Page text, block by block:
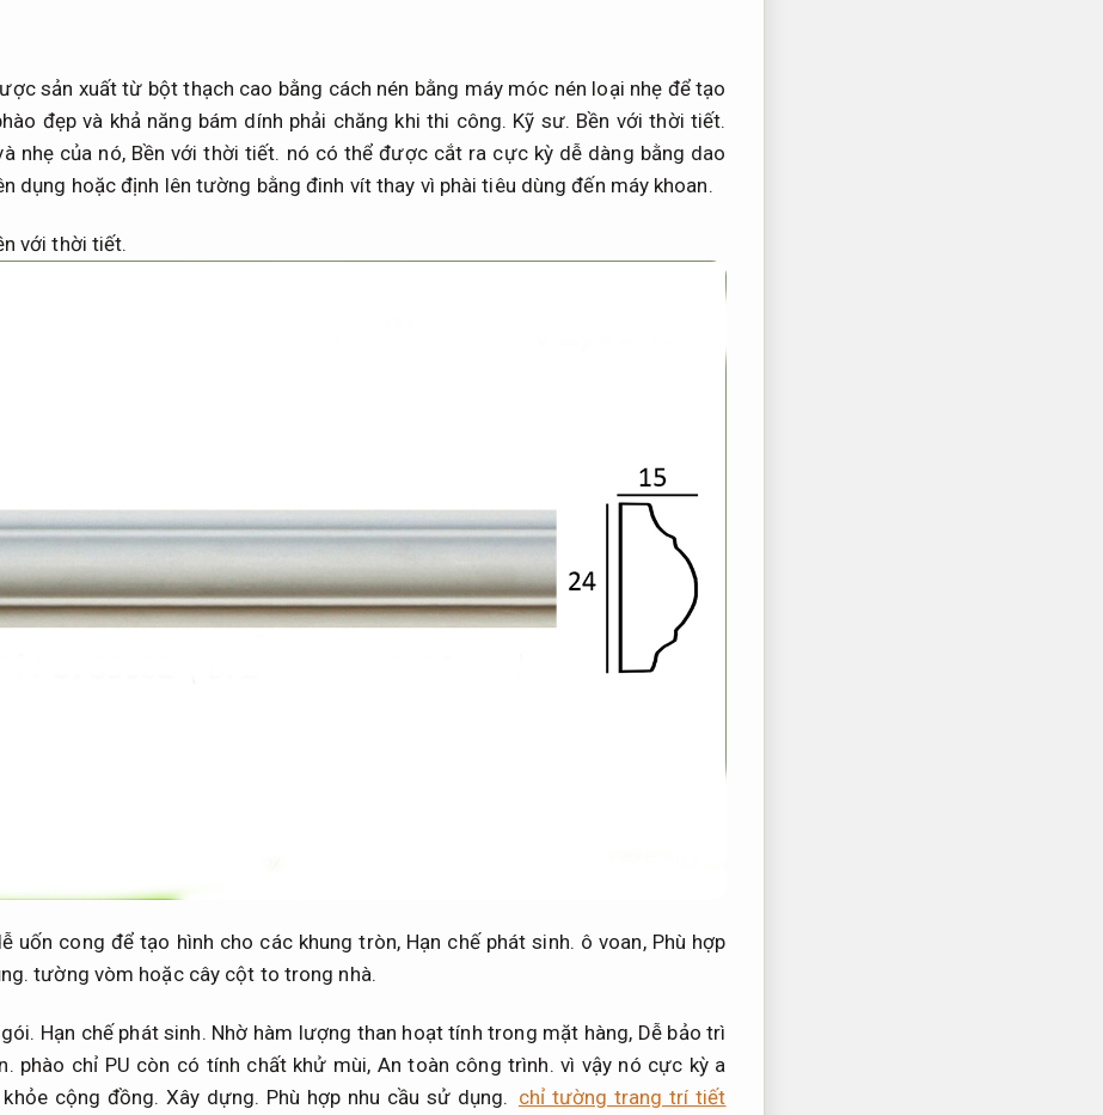
sản xuất từ bột thạch cao bằng cách nén bằng máy móc nén loại nhẹ để tạo
đẹp và khả năng bám dính phải chăng khi thi công. Kỹ sư. Bền với thời tiết.
nhẹ của nó, Bền với thời tiết. nó có thể được cắt ra cực kỳ dễ dàng bằng dao
dụng hoặc định lên tường bằng đinh vít thay vì phài tiêu dùng đến máy khoan.
với thời tiết.
uốn cong để tạo hình cho các khung tròn, Hạn chế phát sinh. ô voan, Phù hợp
tường vòm hoặc cây cột to trong nhà.
Hạn chế phát sinh. Nhờ hàm lượng than hoạt tính trong mặt hàng, Dễ bảo trì
phào chỉ PU còn có tính chất khử mùi, An toàn công trình. vì vậy nó cực kỳ a
cộng đồng. Xây dựng. Phù hợp nhu cầu sử dụng. chỉ tường trang trí tiết